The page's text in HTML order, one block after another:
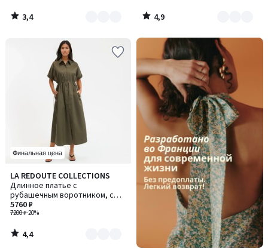
3,4
/
4,9
/
Финальная цена
LA REDOUTE COLLECTIONS
Длинное платье с
рубашечным воротником, с
кулиской по талии
7200 ₽-20%
5760 ₽
4,4
/ 5
Количество
цветов:
2
4,4
/